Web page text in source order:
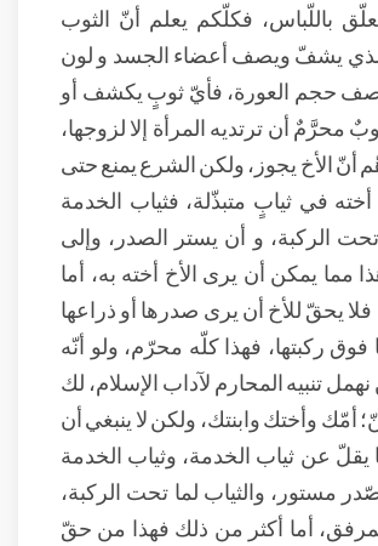
باللّباس، فكلّكم يعلم أنّ الثوب
يشفّ ويصف أعضاء الجسد و لون
حجم العورة، فأيّ ثوبٍ يكشف أو
محرَّمٌ أن ترتديه المرأة إلا لزوجها،
أنّ الأخ يجوز، ولكن الشرع يمنع حتى
في ثيابٍ متبذّلة، فثياب الخدمة
تحت الركبة، و أن يستر الصدر، وإلى
مما يمكن أن يرى الأخ أخته به، أما
يحقّ للأخ أن يرى صدرها أو ذراعها
فوق ركبتها، فهذا كلّه محرّم، ولو أنّه
تنبيه المحارم لآداب الإسلام، لك
أمّك وأختك وابنتك، ولكن لا ينبغي أن
عن ثياب الخدمة، وثياب الخدمة
مستور، والثياب لما تحت الركبة،
أما أكثر من ذلك فهذا من حقّ